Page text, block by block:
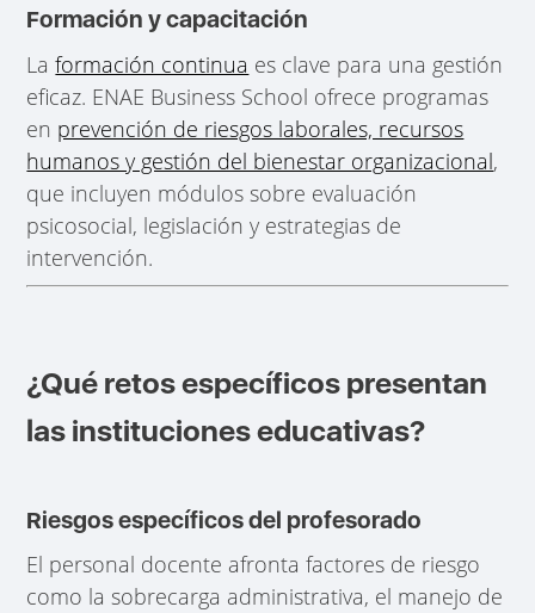
Formación y capacitación
Laformación continua es clave para una gestión
eficaz. ENAE Business School ofrece programas
en prevención de riesgos laborales, recursos
humanos y gestión del bienestar organizacional,
que incluyen módulos sobre evaluación
psicosocial, legislación y estrategias de
intervención.
¿Qué retos específicos presentan
las instituciones educativas?
Riesgos específicos del profesorado
El personal docente afronta factores de riesgo
como la sobrecarga administrativa, el manejo de